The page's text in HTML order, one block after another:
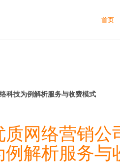
首页
科技为例解析服务与收费模式
网络营销公
例解析服务与